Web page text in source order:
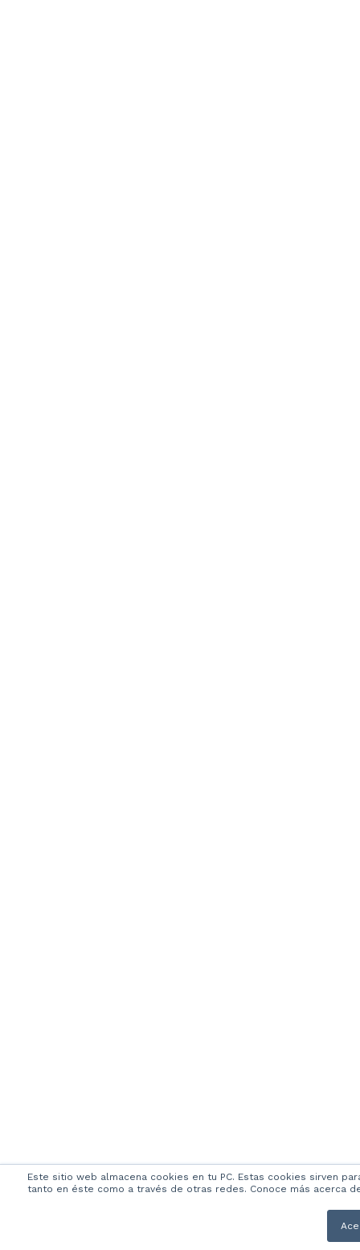
Este sitio web almacena cookies en tu PC. Estas cookies sirven
tanto en éste como a través de otras redes. Conoce más acerca